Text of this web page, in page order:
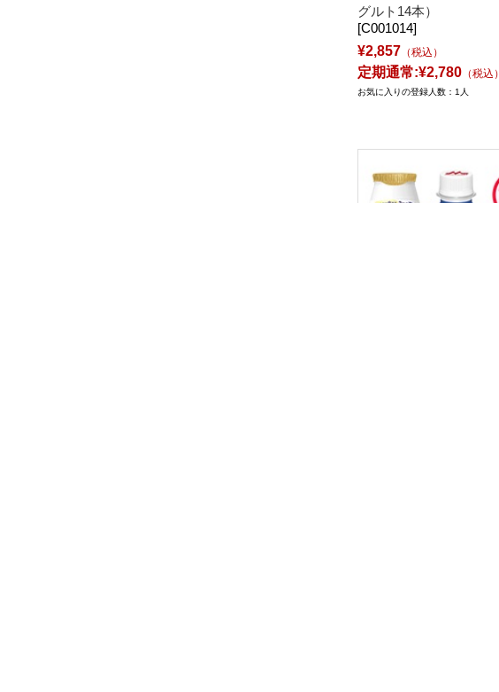
グルト14本）
[C001014]
¥2,857 （税込）
定期通常:¥2,780 （税込）
お気に入りの登録人数：1人